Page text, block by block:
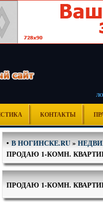
КОНТАКТЫ
•В НОГИНСКЕ.RU»
ПРОДАЮ 1-КОМН.
ПРОДАЮ 1-КОМН.